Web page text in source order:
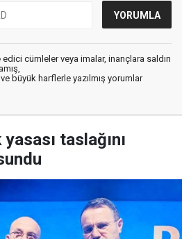
cümleler veya imalar, inançlara saldırı
büyük harflerle yazılmış yorumlar
taslağını